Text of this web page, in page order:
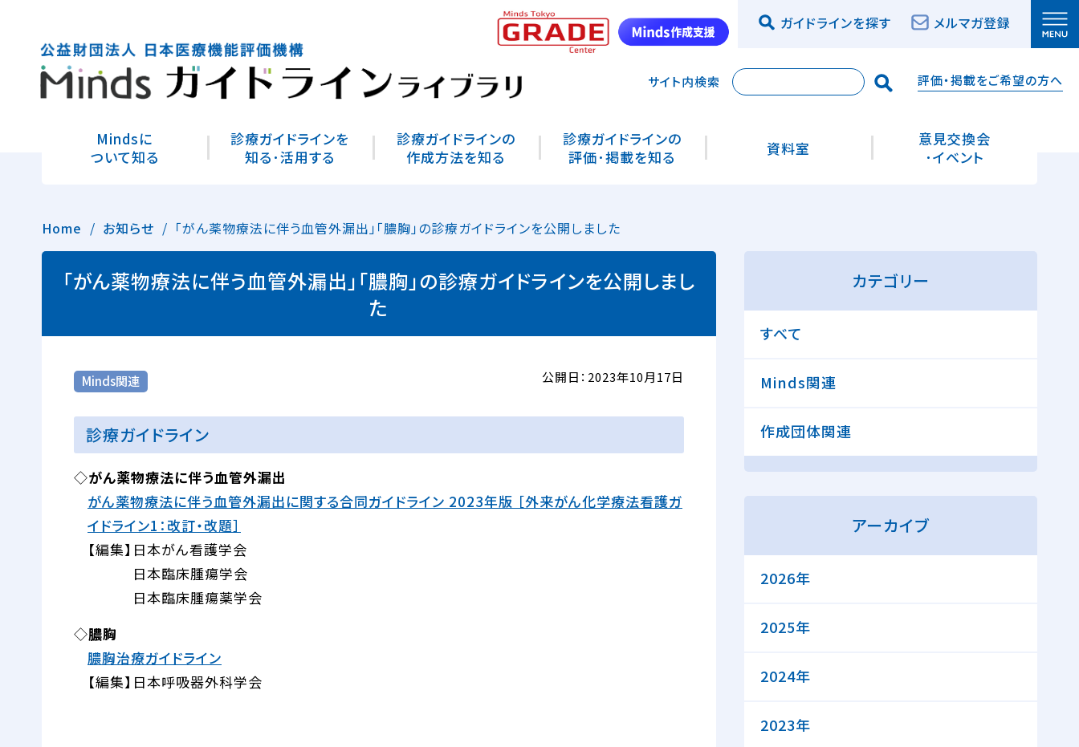
Home お知らせ 「がん薬物療法に伴う血管外漏出」「膿胸」の診療ガイドラインを公開しました
「がん薬物療法に伴う血管外漏出」「膿胸」の診療ガイドラインを公開しまし
た
Minds関連 公開日：2023年10月17日
診療ガイドライン
◇がん薬物療法に伴う血管外漏出
がん薬物療法に伴う血管外漏出に関する合同ガイドライン 2023年版 ［外来がん化学療法看護ガ
イドライン1：改訂・改題］
【編集】日本がん看護学会
日本臨床腫瘍学会
日本臨床腫瘍薬学会
◇膿胸
膿胸治療ガイドライン
【編集】⽇本呼吸器外科学会
カテゴリー
すべて
Minds関連
作成団体関連
アーカイブ
2026年
2025年
2024年
2023年
Mindsに
ついて知る
診療ガイドラインを
知る･活用する
診療ガイドラインの
作成方法を知る
診療ガイドラインの
評価･掲載を知る
資料室
意見交換会
･イベント
ガイドラインを探す メルマガ登録
評価・掲載をご希望の方へ
サイト内検索